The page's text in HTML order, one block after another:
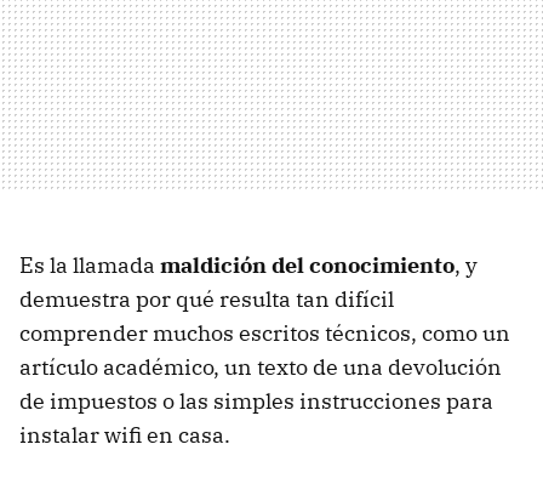
Es la llamada maldición del conocimiento, y
demuestra por qué resulta tan difícil
comprender muchos escritos técnicos, como un
artículo académico, un texto de una devolución
de impuestos o las simples instrucciones para
instalar wifi en casa.